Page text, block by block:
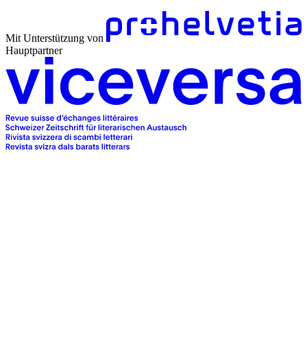
Mit Unterstützung von
Hauptpartner